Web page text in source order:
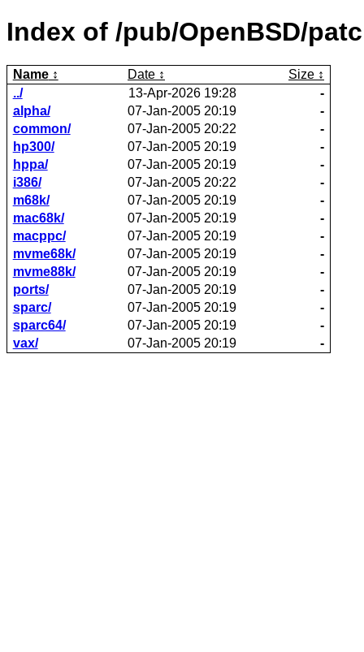
Index of /pub/OpenBSD/
Name Date
Size
../
13-Apr-2026 19:28
-
alpha/
07-Jan-2005 20:19
-
common/
07-Jan-2005 20:22
-
hp300/
07-Jan-2005 20:19
-
hppa/
07-Jan-2005 20:19
-
i386/
07-Jan-2005 20:22
-
m68k/
07-Jan-2005 20:19
-
mac68k/
07-Jan-2005 20:19
-
macppc/
07-Jan-2005 20:19
-
mvme68k/
07-Jan-2005 20:19
-
mvme88k/
07-Jan-2005 20:19
-
ports/
07-Jan-2005 20:19
-
sparc/
07-Jan-2005 20:19
-
sparc64/
07-Jan-2005 20:19
-
vax/
07-Jan-2005 20:19 -